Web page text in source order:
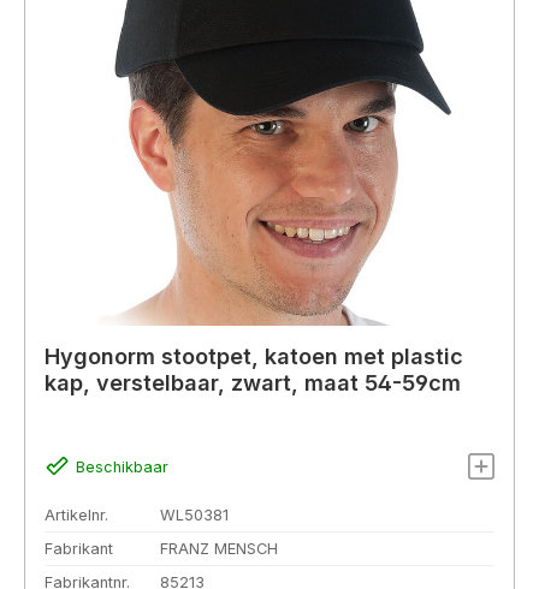
Hygonorm stootpet, katoen met plastic
kap, verstelbaar, zwart, maat 54-59cm
Beschikbaar
Artikelnr.
WL50381
Fabrikant
FRANZ MENSCH
Fabrikantnr.
85213